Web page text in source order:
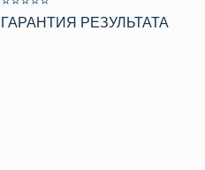
ГАРАНТИЯ РЕЗУЛЬТАТА